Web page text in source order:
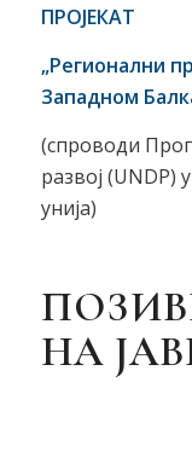
ПРОЈЕКАТ
„Регионални
Западном
(спроводи
развој (UNDP)
унија)
НА